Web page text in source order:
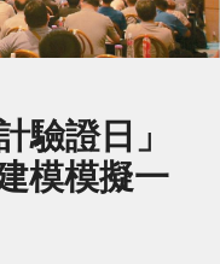
驗證日」
模模擬一